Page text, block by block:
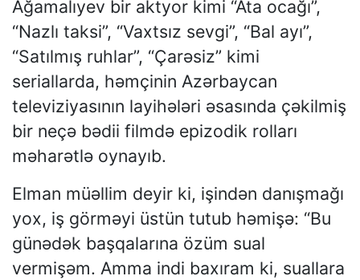
Ağamalıyev bir aktyor kimi “Ata ocağı”,
“Nazlı taksi”, “Vaxtsız sevgi”, “Bal ayı”,
“Satılmış ruhlar”, “Çarəsiz” kimi
seriallarda, həmçinin Azərbaycan
televiziyasının layihələri əsasında çəkilmiş
bir neçə bədii filmdə epizodik rolları
məharətlə oynayıb.
Elman müəllim deyir ki, işindən danışmağı
yox, iş görməyi üstün tutub həmişə: “Bu
günədək başqalarına özüm sual
vermişəm. Amma indi baxıram ki, suallara